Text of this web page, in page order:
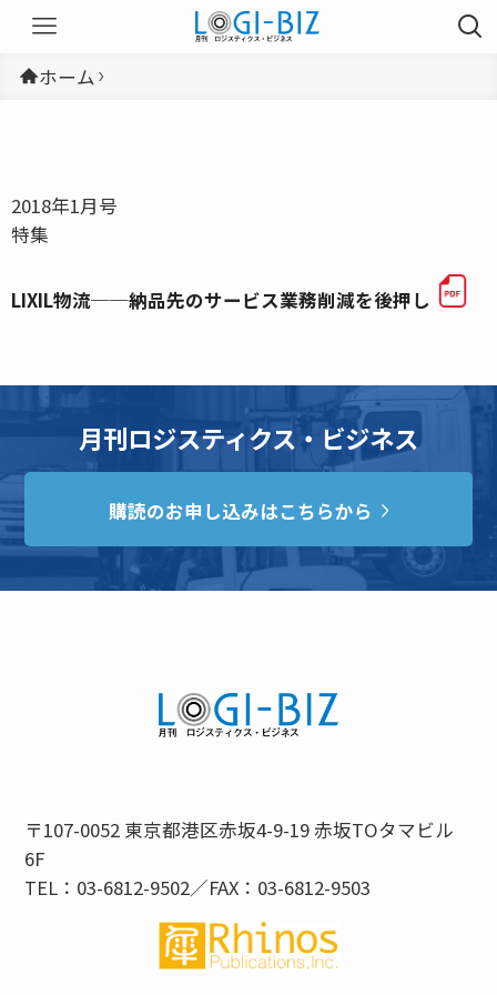
ホーム
2018年1月号
特集
LIXIL物流──納品先のサービス業務削減を後押し
月刊ロジスティクス・ビジネス
購読のお申し込みはこちらから
〒107-0052 東京都港区赤坂4-9-19 赤坂TOタマビル
6F
TEL：03-6812-9502／FAX：03-6812-9503